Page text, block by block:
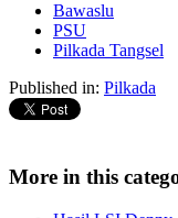
Bawaslu
PSU
Pilkada Tangsel
Published in: Pilkada
More in this